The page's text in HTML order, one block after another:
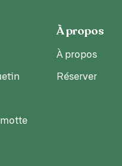
À propos
À propos
Réserver